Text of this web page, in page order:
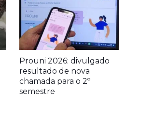
Prouni 2026: divulgado
resultado de nova
chamada para o 2º
semestre